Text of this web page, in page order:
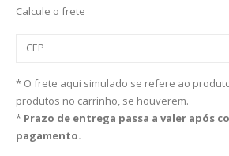
Calcule o frete
* O frete aqui simulado se refere ao
produtos no carrinho, se houverem.
* Prazo de entrega passa a valer após
pagamento.